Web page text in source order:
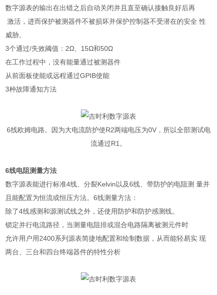
数字源表的输出在出错之后自动关闭并且直至确认接触良好后再
激活，进而保护被测器件不被损坏并保护控制器不受潜在的安全 性
威胁。
3个通过/失效阈值： 2Ω、 15Ω和50Ω
在工作过程中，没有能量通过被测器件
从前面板使能或远程通过GPIB使能
3种故障通知方法
6线欧姆电路。因为大电流防护使R2两端电压为0V，所以全部测试电
流通过R1 。
6线电阻测量方法
数字源表能进行标准4线、分裂Kelvin以及6线、带防护的电阻测 量并
且能配置为恒流或恒压方法。6线测量方法：
除了4线感测和源测试线之外，还使用防护和防护感测线。
锁定并行电流路径，当测量电阻排或混合电路隔离被测元件时
允许用户用2400系列源表简捷地配置和绘制数据，从而能轻易实 现
两台、三台和四台终端器件的特性分析